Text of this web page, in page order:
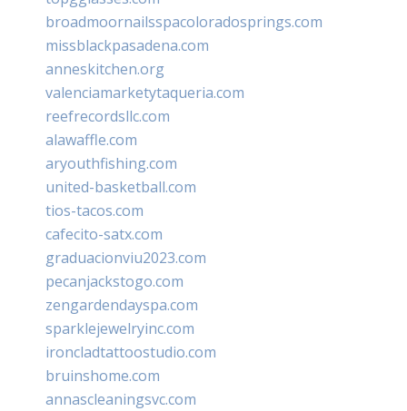
broadmoornailsspacoloradosprings.com
missblackpasadena.com
anneskitchen.org
valenciamarketytaqueria.com
reefrecordsllc.com
alawaffle.com
aryouthfishing.com
united-basketball.com
tios-tacos.com
cafecito-satx.com
graduacionviu2023.com
pecanjackstogo.com
zengardendayspa.com
sparklejewelryinc.com
ironcladtattoostudio.com
bruinshome.com
annascleaningsvc.com